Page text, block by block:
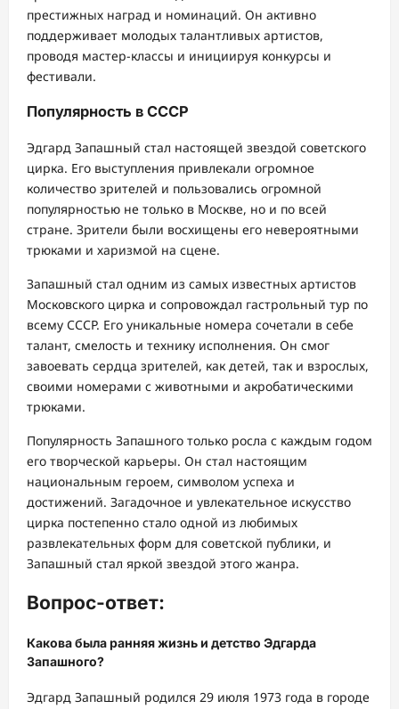
престижных наград и номинаций. Он активно
поддерживает молодых талантливых артистов,
проводя мастер-классы и инициируя конкурсы и
фестивали.
Популярность в СССР
Эдгард Запашный стал настоящей звездой советского
цирка. Его выступления привлекали огромное
количество зрителей и пользовались огромной
популярностью не только в Москве, но и по всей
стране. Зрители были восхищены его невероятными
трюками и харизмой на сцене.
Запашный стал одним из самых известных артистов
Московского цирка и сопровождал гастрольный тур по
всему СССР. Его уникальные номера сочетали в себе
талант, смелость и технику исполнения. Он смог
завоевать сердца зрителей, как детей, так и взрослых,
своими номерами с животными и акробатическими
трюками.
Популярность Запашного только росла с каждым годом
его творческой карьеры. Он стал настоящим
национальным героем, символом успеха и
достижений. Загадочное и увлекательное искусство
цирка постепенно стало одной из любимых
развлекательных форм для советской публики, и
Запашный стал яркой звездой этого жанра.
Вопрос-ответ:
Какова была ранняя жизнь и детство Эдгарда
Запашного?
Эдгард Запашный родился 29 июля 1973 года в городе